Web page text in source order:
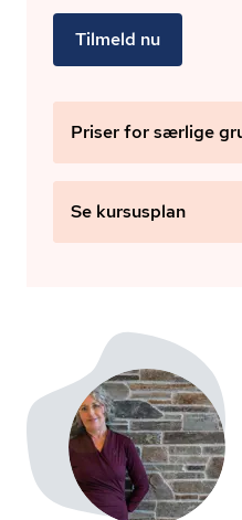
Tilmeld nu
Priser for særlige
Se kursusplan